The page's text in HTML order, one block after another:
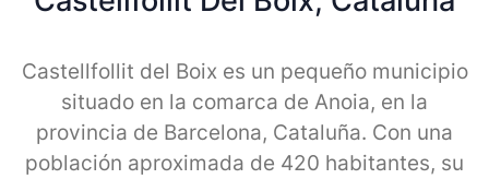
Castellfollit del Boix es un pequeño municipio
situado en la comarca de Anoia, en la
provincia de Barcelona, Cataluña. Con una
población aproximada de 420 habitantes, su